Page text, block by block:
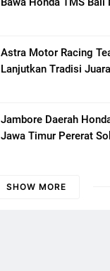
Astra Motor Racing
Lanjutkan Tradisi
Putaran Ke 3
Jambore Daerah
Jawa Timur Pererat
Banyuwangi
SHOW MORE